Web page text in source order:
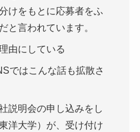
けをもとに応募者をふ
と言われています。
由にしている
ではこんな話も拡散さ
説明会の申し込みをし
洋大学）が、受け付け